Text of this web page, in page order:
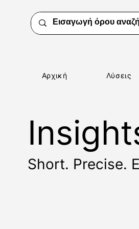
Αρχική Λύσεις
Short. Precise.